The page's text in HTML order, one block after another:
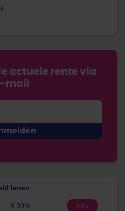
actuele rente via
mail
lenen
8.90%
Info